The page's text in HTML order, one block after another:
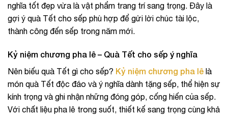
nghĩa tốt đẹp vừa là vật phẩm trang trí sang trọng. Đây là
gợi ý quà Tết cho sếp phù hợp để gửi lời chúc tài lộc,
thành công đến sếp trong năm mới.
Kỷ niệm chương pha lê – Quà Tết cho sếp ý nghĩa
Nên biếu quà Tết gì cho sếp? Kỷ niệm chương pha lê là
món quà Tết độc đáo và ý nghĩa dành tặng sếp, thể hiện sự
kính trọng và ghi nhận những đóng góp, cống hiến của sếp.
Với chất liệu pha lê trong suốt, thiết kế sang trọng cùng khả